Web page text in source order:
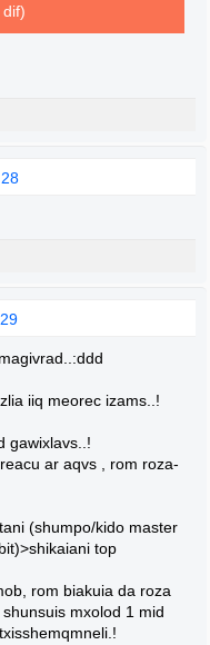
28
29
iiq meorec izams..!
gawixlavs..!
ar aqvs , rom roza-
(shumpo/kido master
top
rom biakuia da roza
mxolod 1 mid